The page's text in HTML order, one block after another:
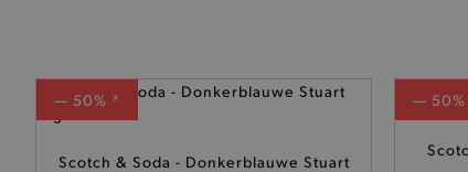
— 50% *
Scotch & Soda - Donkerblauwe Stuart
— 50%